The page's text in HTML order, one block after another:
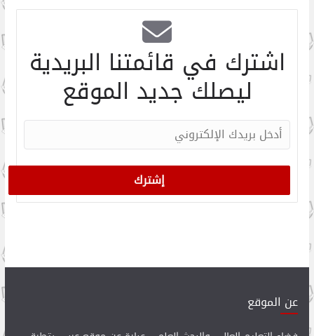
اشترك في قائمتنا البريدية
ليصلك جديد الموقع
عن الموقع